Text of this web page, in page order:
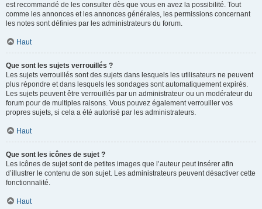
est recommandé de les consulter dès que vous en avez la possibilité. Tout
comme les annonces et les annonces générales, les permissions concernant
les notes sont définies par les administrateurs du forum.
Haut
Que sont les sujets verrouillés ?
Les sujets verrouillés sont des sujets dans lesquels les utilisateurs ne peuvent
plus répondre et dans lesquels les sondages sont automatiquement expirés.
Les sujets peuvent être verrouillés par un administrateur ou un modérateur du
forum pour de multiples raisons. Vous pouvez également verrouiller vos
propres sujets, si cela a été autorisé par les administrateurs.
Haut
Que sont les icônes de sujet ?
Les icônes de sujet sont de petites images que l’auteur peut insérer afin
d’illustrer le contenu de son sujet. Les administrateurs peuvent désactiver cette
fonctionnalité.
Haut